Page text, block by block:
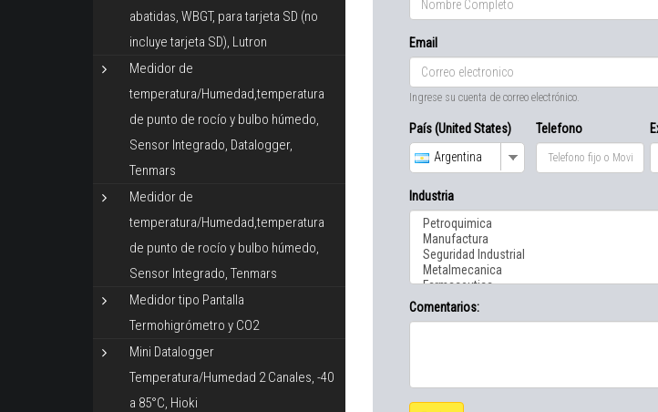
abatidas, WBGT, para tarjeta SD (no
incluye tarjeta SD), Lutron
Medidor de
temperatura/Humedad,temperatura
de punto de rocío y bulbo húmedo,
Sensor Integrado, Datalogger,
Tenmars
Medidor de
temperatura/Humedad,temperatura
de punto de rocío y bulbo húmedo,
Sensor Integrado, Tenmars
Medidor tipo Pantalla
Termohigrómetro y CO2
Mini Datalogger
Temperatura/Humedad 2 Canales, -40
a 85°C, Hioki
Email
Ingrese su cuenta de correo electrónico.
País (United States)
Argentina
Telefono
Industria
Comentarios: